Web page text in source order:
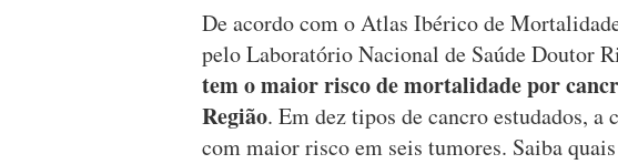
De acordo com o Atlas Ibérico de
pelo Laboratório Nacional de Saúde Doutor
tem o maior risco de mortalidade por
Região. Em dez tipos de cancro estudados,
com maior risco em seis tumores. Saiba